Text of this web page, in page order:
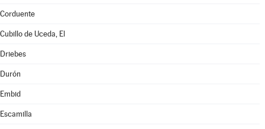
Corduente
Cubillo de Uceda, El
Driebes
Durón
Embid
Escamilla